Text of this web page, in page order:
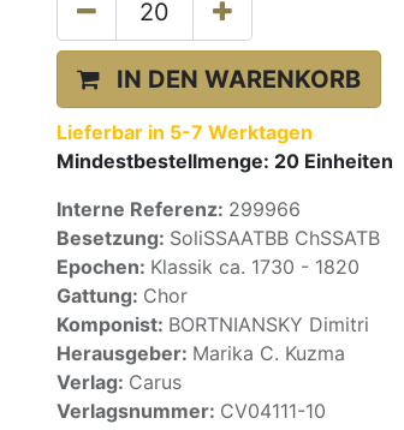
IN DEN WARENKORB
Lieferbar in 5-7 Werktagen
Mindestbestellmenge: 20 Einheiten
Interne Referenz: 299966
Besetzung: SoliSSAATBB ChSSATB
Epochen: Klassik ca. 1730 - 1820
Gattung: Chor
Komponist: BORTNIANSKY Dimitri
Herausgeber: Marika C. Kuzma
Verlag: Carus
Verlagsnummer: CV04111-10